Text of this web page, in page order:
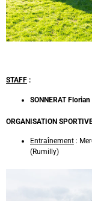
STAFF :
SONNERAT Florian
ORGANISATION
Entraînement :
(Rumilly)